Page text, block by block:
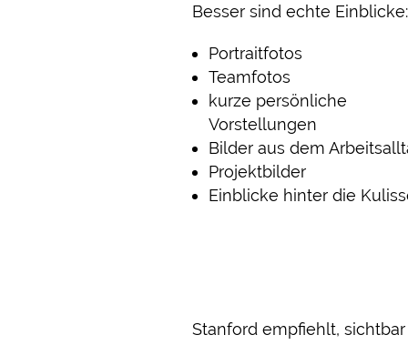
Besser sind echte Einblicke:
Portraitfotos
Teamfotos
kurze persönliche
Vorstellungen
Bilder aus dem
Projektbilder
Einblicke hinter die
Stanford empfiehlt,